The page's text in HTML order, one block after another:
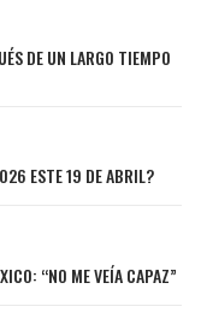
DE UN LARGO TIEMPO
ESTE 19 DE ABRIL?
“NO ME VEÍA CAPAZ”